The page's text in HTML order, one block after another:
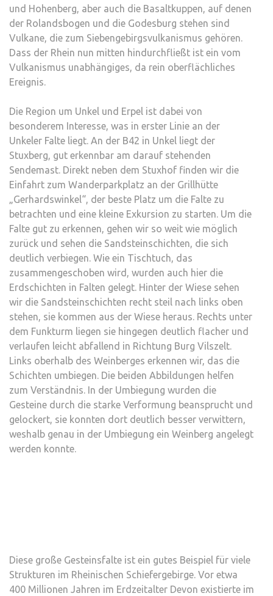
und Hohenberg, aber auch die Basaltkuppen, auf denen
der Rolandsbogen und die Godesburg stehen sind
Vulkane, die zum Siebengebirgsvulkanismus gehören.
Dass der Rhein nun mitten hindurchfließt ist ein vom
Vulkanismus unabhängiges, da rein oberflächliches
Ereignis.
Die Region um Unkel und Erpel ist dabei von
besonderem Interesse, was in erster Linie an der
Unkeler Falte liegt. An der B42 in Unkel liegt der
Stuxberg, gut erkennbar am darauf stehenden
Sendemast. Direkt neben dem Stuxhof finden wir die
Einfahrt zum Wanderparkplatz an der Grillhütte
„Gerhardswinkel“, der beste Platz um die Falte zu
betrachten und eine kleine Exkursion zu starten. Um die
Falte gut zu erkennen, gehen wir so weit wie möglich
zurück und sehen die Sandsteinschichten, die sich
deutlich verbiegen. Wie ein Tischtuch, das
zusammengeschoben wird, wurden auch hier die
Erdschichten in Falten gelegt. Hinter der Wiese sehen
wir die Sandsteinschichten recht steil nach links oben
stehen, sie kommen aus der Wiese heraus. Rechts unter
dem Funkturm liegen sie hingegen deutlich flacher und
verlaufen leicht abfallend in Richtung Burg Vilszelt.
Links oberhalb des Weinberges erkennen wir, das die
Schichten umbiegen. Die beiden Abbildungen helfen
zum Verständnis. In der Umbiegung wurden die
Gesteine durch die starke Verformung beansprucht und
gelockert, sie konnten dort deutlich besser verwittern,
weshalb genau in der Umbiegung ein Weinberg angelegt
werden konnte.
Diese große Gesteinsfalte ist ein gutes Beispiel für viele
Strukturen im Rheinischen Schiefergebirge. Vor etwa
400 Millionen Jahren im Erdzeitalter Devon existierte im